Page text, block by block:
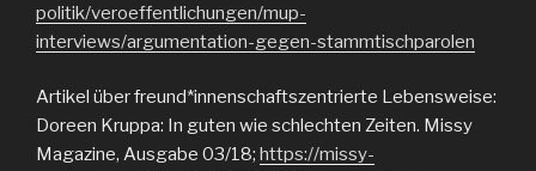
politik/veroeffentlichungen/mup-
interviews/argumentation-gegen-stammtischparolen
Artikel über freund*innenschaftszentrierte Lebensweise:
Doreen Kruppa: In guten wie schlechten Zeiten. Missy
Magazine, Ausgabe 03/18; https://missy-